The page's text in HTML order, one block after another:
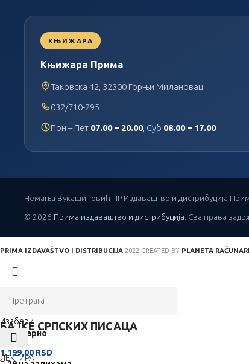
КЊИЖАРА
Књижара Прима
Таковска 42, 32300 Горњи Милановац
032/710-295
Пон – Пет 07.00 – 20.00, Суб 08.00 – 17.00
Немања Вукашиновић ПР Издаваштво и дистрибуција
© 2026 Прима издаваштво и дистрибуција . Сва права
PRIMA IZDAVAŠTVO I DISTRIBUCIJA 2022 CREATED BY PLANETA RAČUNARI
Изабери
When autocomplete results are available use up and down
Популарно
ЛЕКТИРА
БАЈКЕ СРПСКИХ ПИСАЦА
1.199,00 RSD